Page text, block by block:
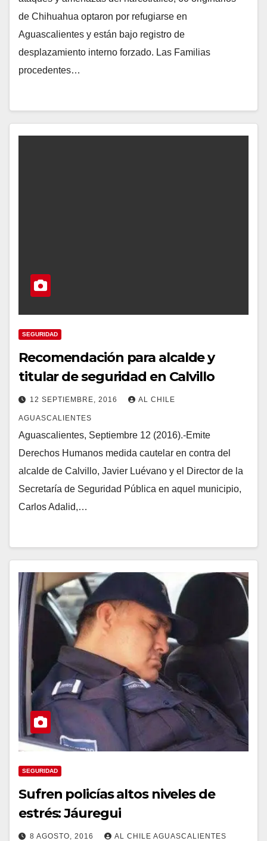
de Chihuahua optaron por refugiarse en
Aguascalientes y están bajo registro de
desplazamiento interno forzado. Las Familias
procedentes…
SEGURIDAD
Recomendación para alcalde y
titular de seguridad en Calvillo
12 SEPTIEMBRE, 2016 AL CHILE
AGUASCALIENTES
Aguascalientes, Septiembre 12 (2016).-Emite
Derechos Humanos medida cautelar en contra del
alcalde de Calvillo, Javier Luévano y el Director de la
Secretaría de Seguridad Pública en aquel municipio,
Carlos Adalid,…
SEGURIDAD
Sufren policías altos niveles de
estrés: Jáuregui
8 AGOSTO, 2016 AL CHILE AGUASCALIENTES